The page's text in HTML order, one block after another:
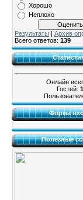
Хорошо
Неплохо
Результаты | Архив
Всего ответов: 139
Онлайн
Гостей: 1
Форма
Полезные